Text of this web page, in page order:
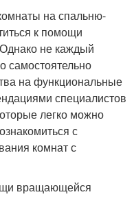
на спальню-
к помощи
не каждый
самостоятельно
на функциональные
специалистов
легко можно
с
комнат с
вращающейся